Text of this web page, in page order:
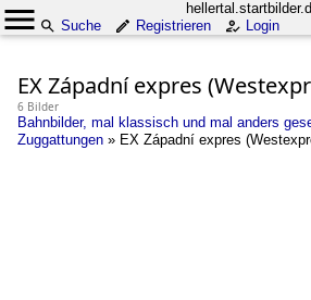
Suche
Registrieren Login
EX Západní expres
6 Bilder
Bahnbilder, mal klassisch und mal anders
Zuggattungen » EX Západní expres